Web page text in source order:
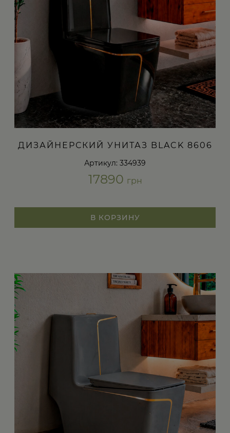
ДИЗАЙНЕРСКИЙ УНИТАЗ BLACK 8606
Артикул: 334939
17890 грн
В КОРЗИНУ